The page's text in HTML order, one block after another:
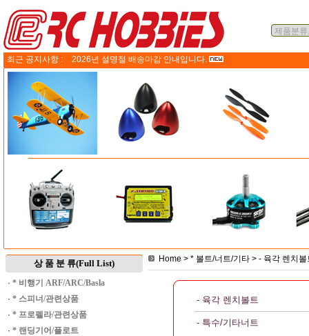
최근 공지사항 : 2026년 설명절 배송마감 안내입니다.
상 품 분 류(Full List)
· * 비행기 ARF/ARC/Basla
· * 스피너/관련상품
· * 프로펠라/관련상품
· * 랜딩기어/플로트
Home > * 볼트/너트/기타 > - 육각 렌치볼
- 육각 렌치볼트
- 특수/기타너트